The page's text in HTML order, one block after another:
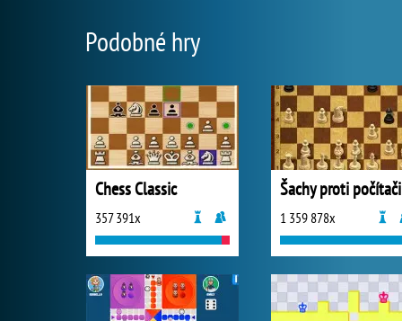
Podobné hry
Chess Classic
357 391x
Šachy proti počítači
1 359 878x